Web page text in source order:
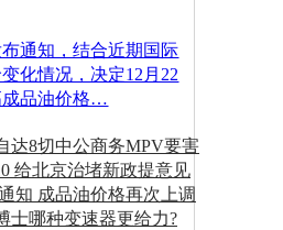
通知，结合近期国际
化情况，决定12月22
成品油价格…
达8切中公商务MPV要害
给北京治堵新政提意见
知 成品油价格再次上调
士哪种变速器更给力?